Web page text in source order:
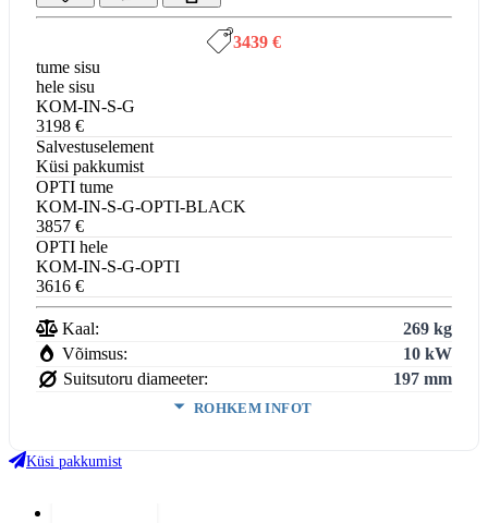
3439 €
tume sisu
hele sisu
KOM-IN-S-G
3198 €
Salvestuselement
Küsi pakkumist
OPTI tume
KOM-IN-S-G-OPTI-BLACK
3857 €
OPTI hele
KOM-IN-S-G-OPTI
3616 €
Kaal:
269 kg
Võimsus:
10 kW
Suitsutoru diameeter:
197 mm
ROHKEM INFOT
Kasutegur:
Miinimum tõmme:
Küsi pakkumist